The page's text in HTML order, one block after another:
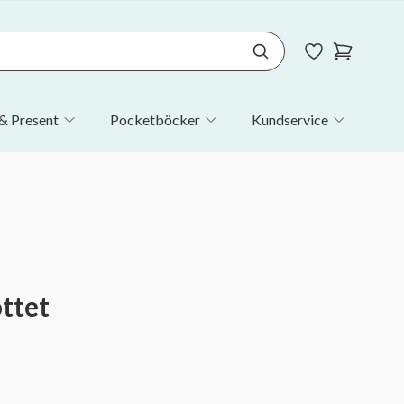
Present Pocketböcker Kundservice